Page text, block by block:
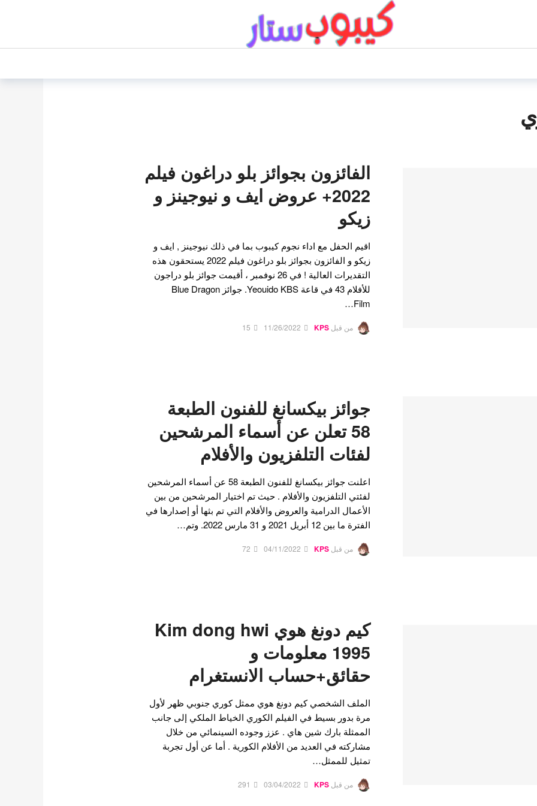
الفائزون بجوائز بلو دراغون فيلم
2022+ عروض ايف و نيوجينز و
زيكو
اقيم الحفل مع اداء نجوم كيبوب بما في ذلك نيوجينز , ايف و
زيكو و الفائزون بجوائز بلو دراغون فيلم 2022 يستحقون هذه
التقديرات العالية ! في 26 نوفمبر ، أقيمت جوائز بلو دراجون
للأفلام 43 في قاعة Yeouido KBS. جوائز Blue Dragon
Film…
من قبل KPS
11/26/2022
15
جوائز بيكسانغ للفنون الطبعة
58 تعلن عن أسماء المرشحين
لفئات التلفزيون والأفلام
اعلنت جوائز بيكسانغ للفنون الطبعة 58 عن أسماء المرشحين
لفئتي التلفزيون والأفلام . حيث تم اختيار المرشحين من بين
الأعمال الدرامية والعروض والأفلام التي تم بثها أو إصدارها في
الفترة ما بين 12 أبريل 2021 و 31 مارس 2022. وتم…
من قبل KPS
04/11/2022
72
كيم دونغ هوي Kim dong hwi
1995 معلومات و
حقائق+حساب الانستغرام
الملف الشخصي كيم دونغ هوي ممثل كوري جنوبي ظهر لأول
مرة بدور بسيط في الفيلم الكوري الخياط الملكي إلى جانب
الممثلة بارك شين هاي . عزز وجوده السينمائي من خلال
مشاركته في العديد من الأفلام الكورية . أما عن أول تجربة
تمثيل للممثل…
من قبل KPS
03/04/2022
291